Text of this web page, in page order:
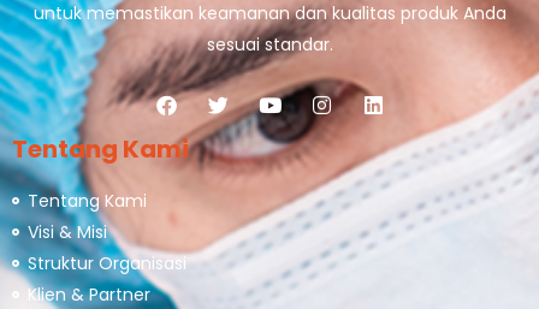
untuk memastikan keamanan dan kualitas produk Anda
sesuai standar.
Tentang Kami
Tentang Kami
Visi & Misi
Struktur Organisasi
Klien & Partner